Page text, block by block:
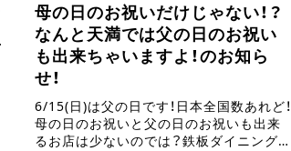
母の日のお祝いだけじゃない！？
なんと天満では父の日のお祝い
も出来ちゃいますよ！のお知ら
せ！
6/15(日)は父の日です！日本全国数あれど！
母の日のお祝いと父の日のお祝いも出来
るお店は少ないのでは？鉄板ダイニング天